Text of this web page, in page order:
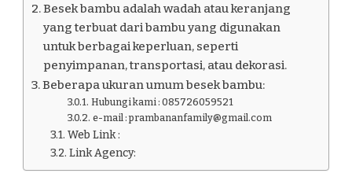
KLATEN
Besek bambu adalah wadah atau keranjang
yang terbuat dari bambu yang digunakan
untuk berbagai keperluan, seperti
penyimpanan, transportasi, atau dekorasi.
Beberapa ukuran umum besek bambu:
Hubungi kami : 085726059521
e-mail : prambananfamily@gmail.com
Web Link :
Link Agency: